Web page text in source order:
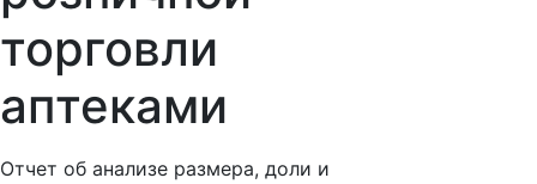
торговли
аптеками
Отчет об анализе размера, доли и